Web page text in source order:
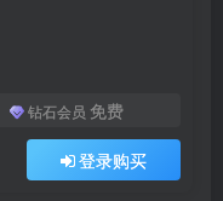
钻石会员 免费
登录购买